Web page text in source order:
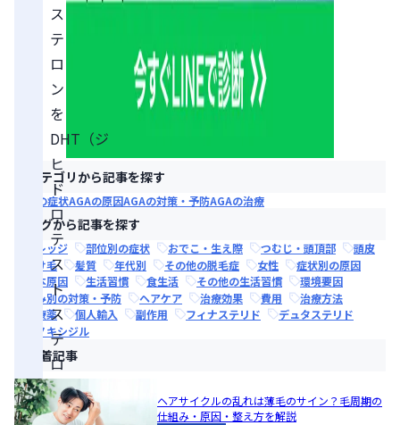
ス
テ
ロ
ン
を
DHT（ジ
ヒ
ド
ロ
テ
ス
ト
ス
テ
ロ
ン）
に
カテゴリから記事を探す
AGAの症状AGAの原因AGAの対策・予防AGAの治療
タグから記事を探す
ナレッジ 部位別の症状 おでこ・生え際 つむじ・頭頂部
頭皮
抜け毛
髪質 年代別 その他の脱毛症 女性
症状別の原因
根本原因
生活習慣 食生活 その他の生活習慣
環境要因
悩み別の対策・予防
ヘアケア 治療効果 費用
治療方法
治療薬
個人輸入 副作用 フィナステリド
デュタステリド
ミノキシジル
新着記事
ヘアサイクルの乱れは薄毛のサイン？毛周期の
仕組み・原因・整え方を解説